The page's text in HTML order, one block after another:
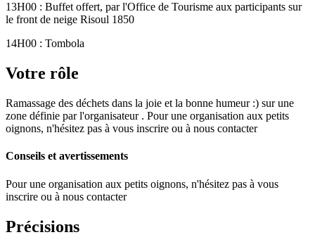
13H00 : Buffet offert, par l'Office de Tourisme aux participants sur
le front de neige Risoul 1850
14H00 : Tombola
Votre rôle
Ramassage des déchets dans la joie et la bonne humeur :) sur une
zone définie par l'organisateur . Pour une organisation aux petits
oignons, n'hésitez pas à vous inscrire ou à nous contacter
Conseils et avertissements
Pour une organisation aux petits oignons, n'hésitez pas à vous
inscrire ou à nous contacter
Précisions